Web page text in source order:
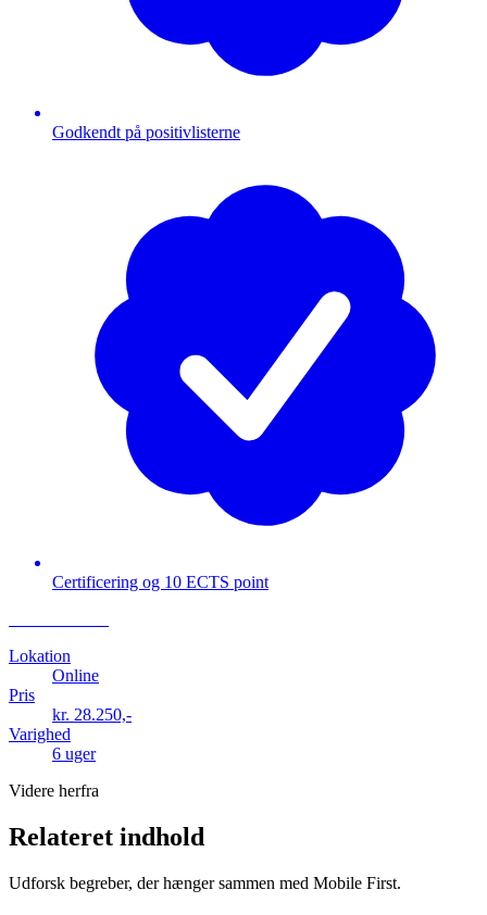
Godkendt på positivlisterne
Certificering og 10 ECTS point
Lokation
Online
Pris
kr. 28.250,-
Varighed
6 uger
Videre herfra
Relateret indhold
Udforsk begreber, der hænger sammen med Mobile First.